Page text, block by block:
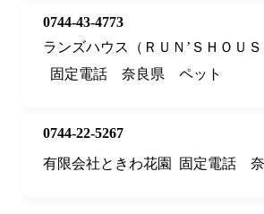
0744-43-4773
ランズハウス（ＲＵＮ’ＳＨＯＵＳ
固定電話
奈良県 ペット
0744-22-5267
有限会社ときわ花園
固定電話